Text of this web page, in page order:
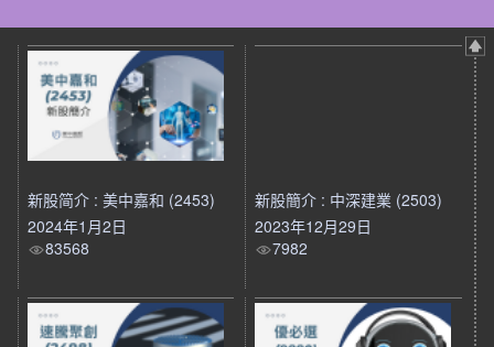
新股简介 : 美中嘉和 (2453)
2024年1月2日
83568
新股簡介 : 中深建業 (2503)
2023年12月29日
7982